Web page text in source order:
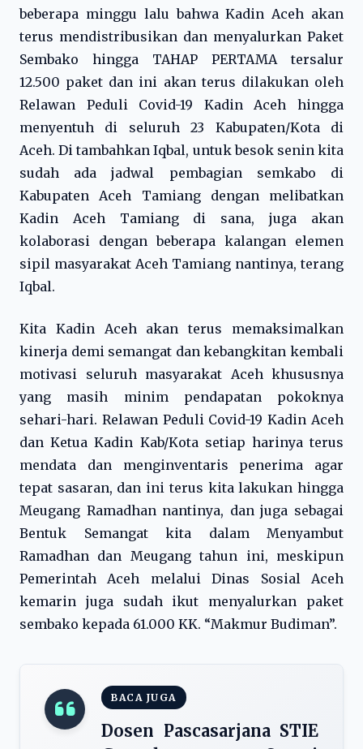
beberapa minggu lalu bahwa Kadin Aceh akan
terus mendistribusikan dan menyalurkan Paket
Sembako hingga TAHAP PERTAMA tersalur
12.500 paket dan ini akan terus dilakukan oleh
Relawan Peduli Covid-19 Kadin Aceh hingga
menyentuh di seluruh 23 Kabupaten/Kota di
Aceh. Di tambahkan Iqbal, untuk besok senin kita
sudah ada jadwal pembagian semkabo di
Kabupaten Aceh Tamiang dengan melibatkan
Kadin Aceh Tamiang di sana, juga akan
kolaborasi dengan beberapa kalangan elemen
sipil masyarakat Aceh Tamiang nantinya, terang
Iqbal.
Kita Kadin Aceh akan terus memaksimalkan
kinerja demi semangat dan kebangkitan kembali
motivasi seluruh masyarakat Aceh khususnya
yang masih minim pendapatan pokoknya
sehari-hari. Relawan Peduli Covid-19 Kadin Aceh
dan Ketua Kadin Kab/Kota setiap harinya terus
mendata dan menginventaris penerima agar
tepat sasaran, dan ini terus kita lakukan hingga
Meugang Ramadhan nantinya, dan juga sebagai
Bentuk Semangat kita dalam Menyambut
Ramadhan dan Meugang tahun ini, meskipun
Pemerintah Aceh melalui Dinas Sosial Aceh
kemarin juga sudah ikut menyalurkan paket
sembako kepada 61.000 KK. “Makmur Budiman”.
BACA JUGA
Dosen Pascasarjana STIE